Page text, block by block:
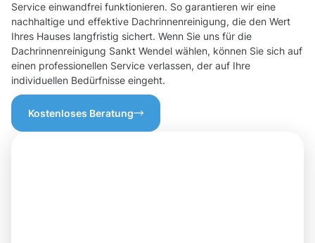
Service einwandfrei funktionieren. So garantieren wir eine
nachhaltige und effektive Dachrinnenreinigung, die den Wert
Ihres Hauses langfristig sichert. Wenn Sie uns für die
Dachrinnenreinigung Sankt Wendel wählen, können Sie sich auf
einen professionellen Service verlassen, der auf Ihre
individuellen Bedürfnisse eingeht.
Kostenloses Beratung